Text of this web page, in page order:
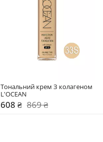
Тональний крем З колагеном
L'OCEAN
608 ₴ 869 ₴